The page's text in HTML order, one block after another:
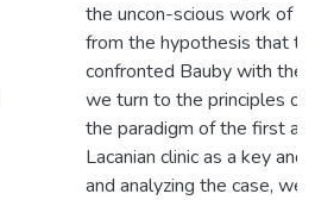
the uncon-scious work of
from the hypothesis that
confronted Bauby with the
we turn to the principles of
the paradigm of the first
Lacanian clinic as a key
and analyzing the case, we